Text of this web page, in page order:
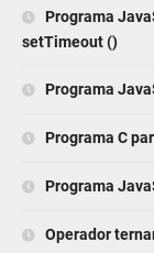
Programa
setTimeout ()
Programa
Programa C
Programa
Operador